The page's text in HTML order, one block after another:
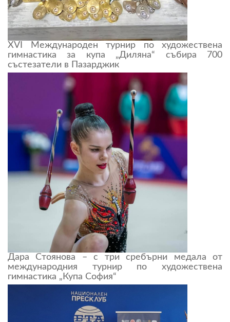
XVI Международен турнир по художествена
гимнастика за купа „Диляна“ събира 700
състезатели в Пазарджик
Дара Стоянова – с три сребърни медала от
международния турнир по художествена
гимнастика „Купа София“